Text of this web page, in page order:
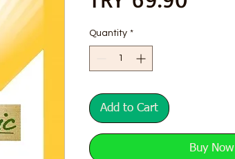
Quantity *
Add to Cart
Buy Now